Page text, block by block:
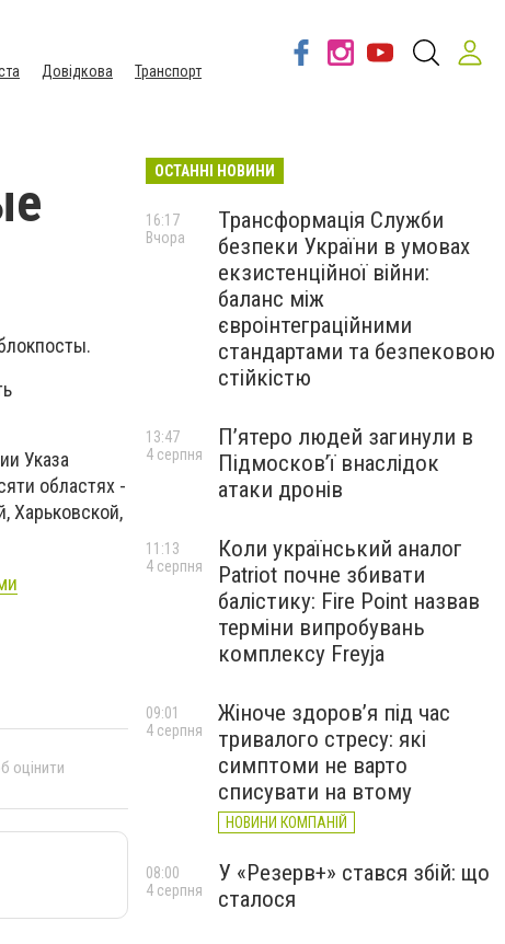
Довідкова Транспорт
Указа
областях -
Харьковской,
оцінити
ОСТАННІ НОВИНИ
Трансформація Служби
безпеки України в умовах
екзистенційної війни:
баланс між
євроінтеграційними
стандартами та безпековою
стійкістю
16:17
Вчора
П’ятеро людей загинули в
Підмосков’ї внаслідок
атаки дронів
13:47
4 серпня
Коли український аналог
Patriot почне збивати
балістику: Fire Point назвав
терміни випробувань
комплексу Freyja
11:13
4 серпня
Жіноче здоров’я під час
тривалого стресу: які
симптоми не варто
списувати на втому
НОВИНИ КОМПАНІЙ
09:01
4 серпня
У «Резерв+» стався збій: що
сталося
08:00
4 серпня